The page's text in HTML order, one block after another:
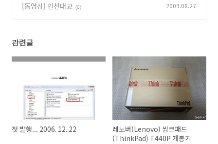
[동영상] 인천대교 (0) 2009.08.27
관련글
첫 발행... 2006. 12. 22
레노버(Lenovo) 씽크패드
(ThinkPad) T440P 개봉기